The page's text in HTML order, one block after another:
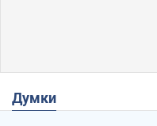
Думки